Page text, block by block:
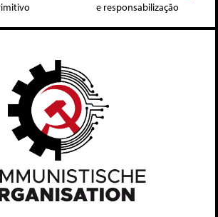
e responsabilização